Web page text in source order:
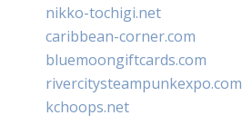
nikko-tochigi.net
caribbean-corner.com
bluemoongiftcards.com
rivercitysteampunkexpo.com
kchoops.net